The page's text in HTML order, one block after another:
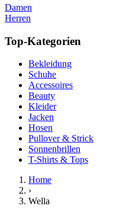
Damen
Herren
Top-Kategorien
Bekleidung
Schuhe
Accessoires
Beauty
Kleider
Jacken
Hosen
Pullover & Strick
Sonnenbrillen
T-Shirts & Tops
Home
›
Wella